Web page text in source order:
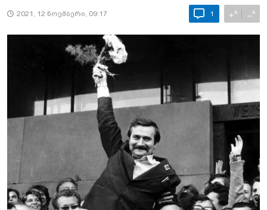
2021, 12 ნოემბერი, 09:17 1 +A −A